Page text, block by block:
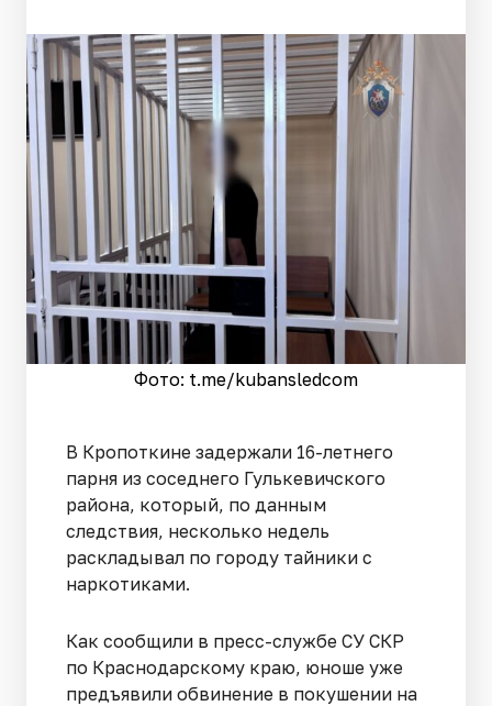
Фото: t.me/kubansledcom
В Кропоткине задержали 16-летнего
парня из соседнего Гулькевичского
района, который, по данным
следствия, несколько недель
раскладывал по городу тайники с
наркотиками.
Как сообщили в пресс-службе СУ СКР
по Краснодарскому краю, юноше уже
предъявили обвинение в покушении на